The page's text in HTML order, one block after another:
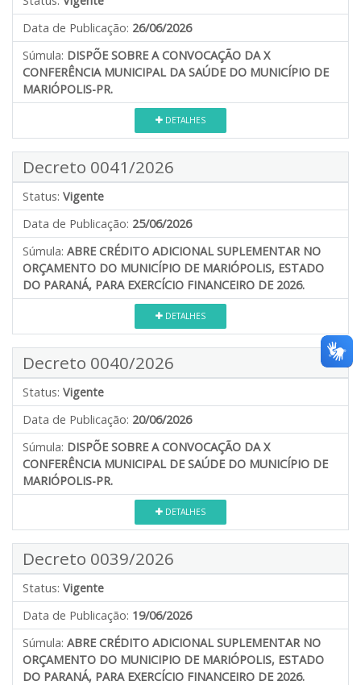
Data de Publicação: 26/06/2026
Súmula: DISPÕE SOBRE A CONVOCAÇÃO DA X
CONFERÊNCIA MUNICIPAL DA SAÚDE DO MUNICÍPIO DE
MARIÓPOLIS-PR.
DETALHES
Decreto 0041/2026
Status: Vigente
Data de Publicação: 25/06/2026
Súmula: ABRE CRÉDITO ADICIONAL SUPLEMENTAR NO
ORÇAMENTO DO MUNICÍPIO DE MARIÓPOLIS, ESTADO
DO PARANÁ, PARA EXERCÍCIO FINANCEIRO DE 2026.
DETALHES
Decreto 0040/2026
Status: Vigente
Data de Publicação: 20/06/2026
Súmula: DISPÕE SOBRE A CONVOCAÇÃO DA X
CONFERÊNCIA MUNICIPAL DE SAÚDE DO MUNICÍPIO DE
MARIÓPOLIS-PR.
DETALHES
Decreto 0039/2026
Status: Vigente
Data de Publicação: 19/06/2026
Súmula: ABRE CRÉDITO ADICIONAL SUPLEMENTAR NO
ORÇAMENTO DO MUNICIPIO DE MARIÓPOLIS, ESTADO
DO PARANÁ, PARA EXERCÍCIO FINANCEIRO DE 2026.